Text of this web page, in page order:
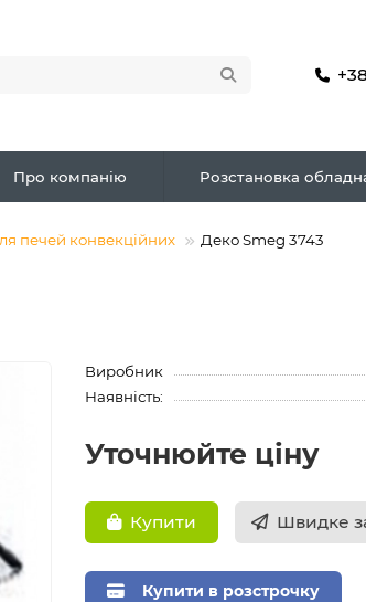
Про компанію Розстановка
печей конвекційних Деко Smeg 3743
Виробник
Наявність:
Уточнюйте ціну
Купити Швидке
Купити в розстрочку